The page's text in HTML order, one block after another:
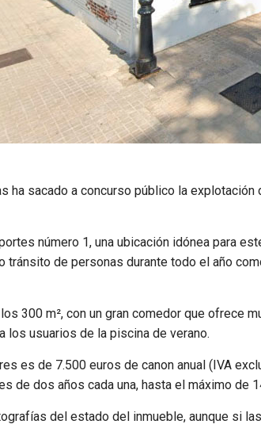
ha sacado a concurso público la
número 1, una ubicación idónea para
tránsito de personas durante todo el año
300 m², con un gran comedor que
los usuarios de la piscina de verano.
es de 7.500 euros de canon anual (IVA
de dos años cada una, hasta el máximo de
del estado del inmueble, aunque si